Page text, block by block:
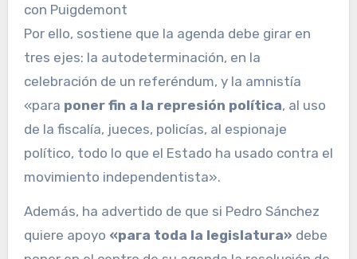
con Puigdemont
Por ello, sostiene que la agenda debe girar en
tres ejes: la autodeterminación, en la
celebración de un referéndum, y la amnistía
«para poner fin a la represión política, al uso
de la fiscalía, jueces, policías, al espionaje
político, todo lo que el Estado ha usado contra el
movimiento independentista».
Además, ha advertido de que si Pedro Sánchez
quiere apoyo «para toda la legislatura» debe